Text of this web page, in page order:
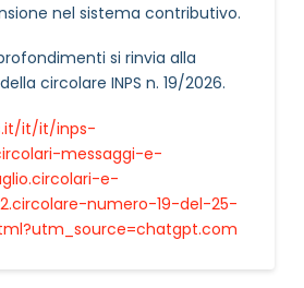
nel sistema contributivo.
si rinvia alla
circolare INPS n. 19/2026.
it/it/inps-
messaggi-e-
e-
numero-19-del-25-